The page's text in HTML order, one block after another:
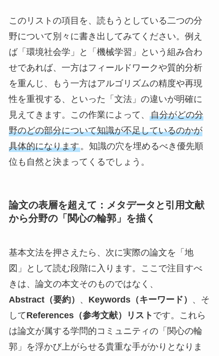
このリストの項目を、読もうとしている二つの分
野について別々に書き出してみてください。例え
ば「環境社会学」と「機械学習」という組み合わ
せであれば、一方はフィールドワークや質的分析
を重んじ、もう一方はアルゴリズムの精度や再現
性を重視する、といった「文法」の違いが明確に
見えてきます。この作業によって、 自分がどの分
野のどの部分について知識が不足しているのかが
具体的になります。知識の穴を埋めるべき優先順
位も自然と決まってくるでしょう。
論文の表層を超えて：メタデータと引用文献
から分野の「関心の輪郭」を描く
基本文法を押さえたら、次に実際の論文を「地
図」として読む段階に入ります。ここで注目すべ
きは、論文の本文そのものではなく、
Abstract（要約）
、 Keywords（キーワード）
、そ
してReferences（参考文献）リスト です。これら
は論文が属する学問的コミュニティの「関心の輪
郭」を浮かび上がらせる貴重な手がかりとなりま